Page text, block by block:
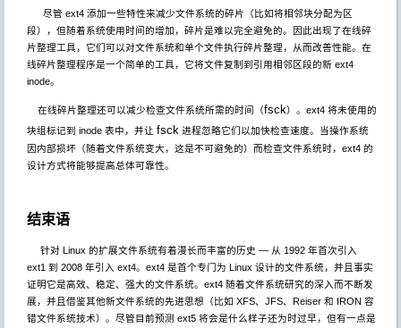
尽管 ext4 添加一些特性来减少文件系统的碎片（比如将相邻块分配为区
段），但随着系统使用时间的增加，碎片是难以完全避免的。因此出现了在线碎
片整理工具，它们可以对文件系统和单个文件执行碎片整理，从而改善性能。在
线碎片整理程序是一个简单的工具，它将文件复制到引用相邻区段的新 ext4
inode。
在线碎片整理还可以减少检查文件系统所需的时间（fsck）。ext4 将未使用的
块组标记到 inode 表中，并让 fsck 进程忽略它们以加快检查速度。当操作系统
因内部损坏（随着文件系统变大，这是不可避免的）而检查文件系统时，ext4 的
设计方式将能够提高总体可靠性。
结束语
针对 Linux 的扩展文件系统有着漫长而丰富的历史 — 从 1992 年首次引入
ext1 到 2008 年引入 ext4。ext4 是首个专门为 Linux 设计的文件系统，并且事实
证明它是高效、稳定、强大的文件系统。ext4 随着文件系统研究的深入而不断发
展，并且借鉴其他新文件系统的先进思想（比如 XFS、JFS、Reiser 和 IRON 容
错文件系统技术）。尽管目前预测 ext5 将会是什么样子还为时过早，但有一点是